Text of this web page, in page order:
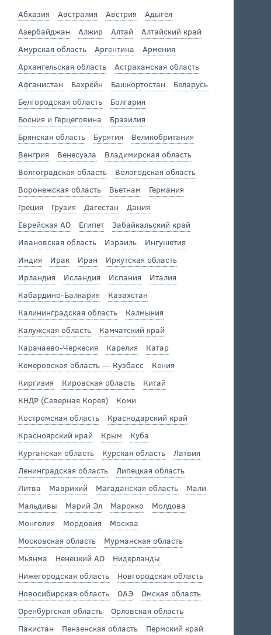
Абхазия Австралия Австрия
Адыгея
Азербайджан
Алжир Алтай
Алтайский край
Амурская область
Аргентина
Армения
Архангельская область
Астраханская область
Афганистан
Бахрейн Башкортостан
Беларусь
Белгородская область
Болгария
Босния и Герцеговина
Бразилия
Брянская область
Бурятия
Великобритания
Венгрия
Венесуэла
Владимирская область
Волгоградская область
Вологодская область
Воронежская область
Вьетнам
Германия
Греция
Грузия Дагестан
Дания
Еврейская АО
Египет
Забайкальский край
Ивановская область
Израиль
Ингушетия
Индия
Ирак Иран
Иркутская область
Ирландия
Исландия Испания
Италия
Кабардино-Балкария
Казахстан
Калининградская область
Калмыкия
Калужская область
Камчатский край
Карачаево-Черкесия
Карелия
Катар
Кемеровская область — Кузбасс
Кения
Киргизия
Кировская область
Китай
КНДР (Северная Корея)
Коми
Костромская область
Краснодарский край
Красноярский край
Крым
Куба
Курганская область
Курская область
Латвия
Ленинградская область
Липецкая область
Литва
Маврикий Магаданская область
Мали
Мальдивы
Марий Эл Марокко
Молдова
Монголия
Мордовия
Москва
Московская область
Мурманская область
Мьянма
Ненецкий АО
Нидерланды
Нижегородская область
Новгородская область
Новосибирская область
ОАЭ
Омская область
Оренбургская область
Орловская область
Пакистан
Пензенская область
Пермский край